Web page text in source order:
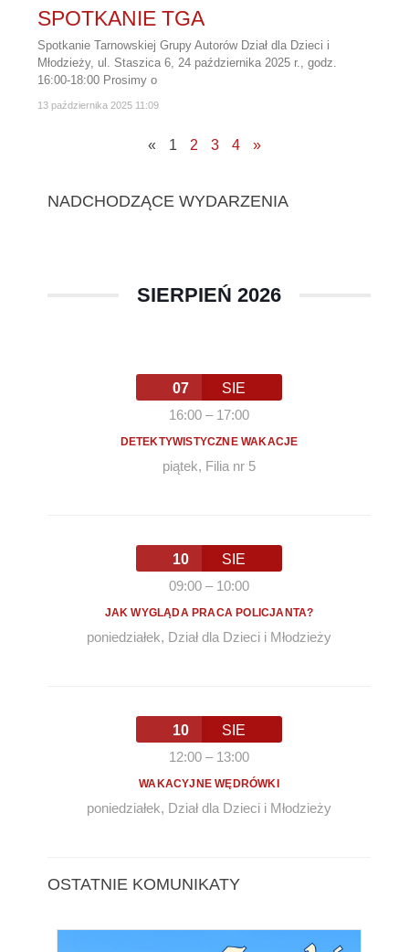
SPOTKANIE TGA
Spotkanie Tarnowskiej Grupy Autorów Dział dla Dzieci i
Młodzieży, ul. Staszica 6, 24 października 2025 r., godz.
16:00-18:00 Prosimy o
13 października 2025 11:09
« 1 2 3 4 »
NADCHODZĄCE WYDARZENIA
SIERPIEŃ 2026
07
SIE
16:00 – 17:00
DETEKTYWISTYCZNE WAKACJE
piątek, Filia nr 5
10
SIE
09:00 – 10:00
JAK WYGLĄDA PRACA POLICJANTA?
poniedziałek, Dział dla Dzieci i Młodzieży
10
SIE
12:00 – 13:00
WAKACYJNE WĘDRÓWKI
poniedziałek, Dział dla Dzieci i Młodzieży
OSTATNIE KOMUNIKATY